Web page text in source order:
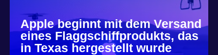
Apple beginnt mit dem Versand
eines Flaggschiffprodukts, das
in Texas hergestellt wurde